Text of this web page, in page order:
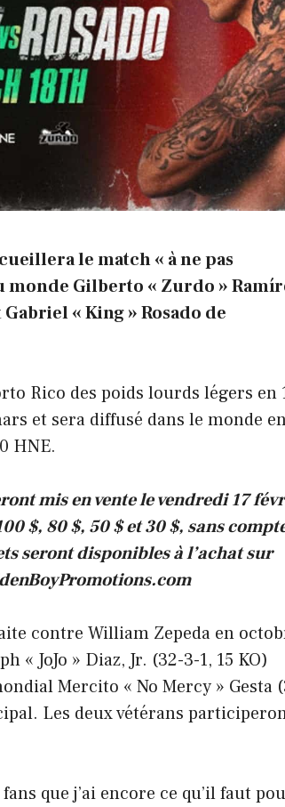
le match « à ne pas
monde Gilberto « Zurdo »
« King » Rosado de
Rico des poids lourds légers en
et sera diffusé dans le monde
HNE.
mis en vente le vendredi 17
$, 80 $, 50 $ et 30 $, sans
seront disponibles à l’achat sur
contre William Zepeda en
« JoJo » Diaz, Jr. (32-3-1, 15 KO)
Mercito « No Mercy » Gesta
Les deux vétérans
que j’ai encore ce qu’il faut